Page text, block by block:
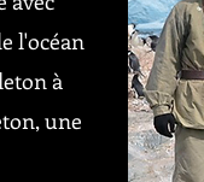
l'océan
à
une